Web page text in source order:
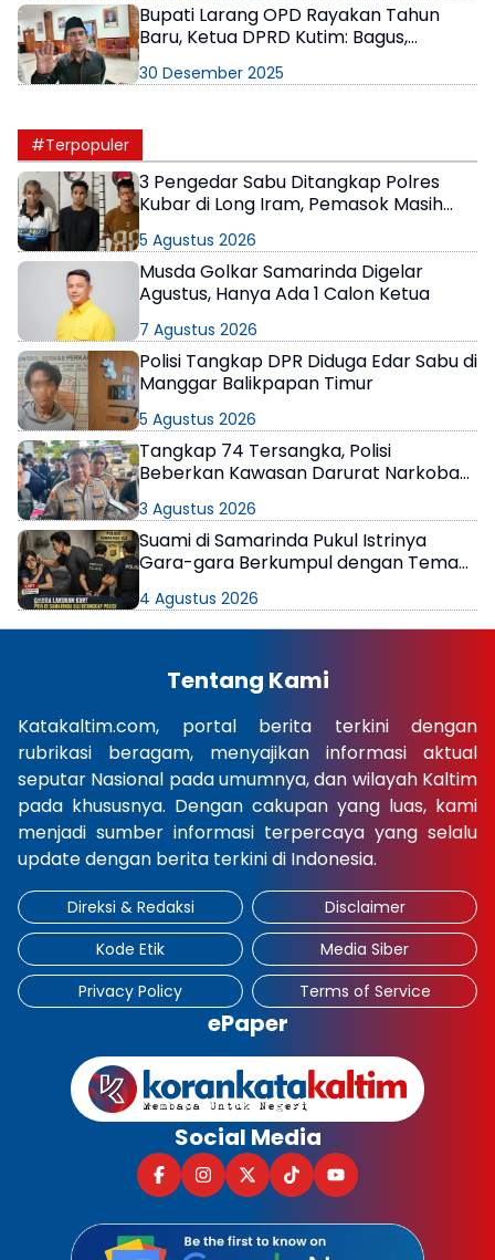
Bupati Larang OPD Rayakan Tahun
Baru, Ketua DPRD Kutim: Bagus,
30 Desember 2025
#Terpopuler
3 Pengedar Sabu Ditangkap Polres
Kubar di Long Iram, Pemasok Masih
5 Agustus 2026
Musda Golkar Samarinda Digelar
Agustus, Hanya Ada 1 Calon Ketua
7 Agustus 2026
Polisi Tangkap DPR Diduga Edar Sabu di
Manggar Balikpapan Timur
5 Agustus 2026
Tangkap 74 Tersangka, Polisi
Beberkan Kawasan Darurat Narkoba
3 Agustus 2026
Suami di Samarinda Pukul Istrinya
Gara-gara Berkumpul dengan Teman
4 Agustus 2026
Tentang Kami
Katakaltim.com, portal berita terkini dengan
rubrikasi beragam, menyajikan informasi aktual
seputar Nasional pada umumnya, dan wilayah Kaltim
pada khususnya. Dengan cakupan yang luas, kami
menjadi sumber informasi terpercaya yang selalu
update dengan berita terkini di Indonesia.
Direksi & Redaksi
Disclaimer
Kode Etik
Media Siber
Privacy Policy
Terms of Service
ePaper
Social Media